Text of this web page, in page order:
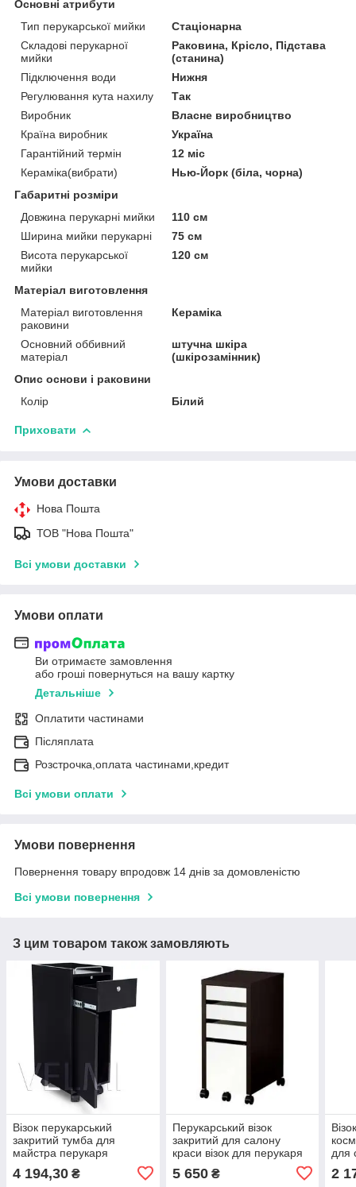
Основні атрибути
Тип перукарської мийки
Стаціонарна
Складові перукарної
мийки
Раковина, Крісло, Підстава
(станина)
Підключення води
Нижня
Регулювання кута нахилу
Так
Виробник
Власне виробництво
Країна виробник
Україна
Гарантійний термін
12 міс
Кераміка(вибрати)
Нью-Йорк (біла, чорна)
Габаритні розміри
Довжина перукарні мийки
110 см
Ширина мийки перукарні
75 см
Висота перукарської
мийки
120 см
Матеріал виготовлення
Матеріал виготовлення
раковини
Кераміка
Основний оббивний
матеріал
штучна шкіра
(шкірозамінник)
Опис основи і раковини
Колір
Білий
Приховати
Умови доставки
Нова Пошта
ТОВ "Нова Пошта"
Всі умови доставки
Умови оплати
Ви отримаєте замовлення
або гроші повернуться на вашу картку
Детальніше
Оплатити частинами
Післяплата
Розстрочка,оплата частинами,кредит
Всі умови оплати
Умови повернення
Повернення товару впродовж 14 днів за домовленістю
Всі умови повернення
З цим товаром також замовляють
Візок перукарський
закритий тумба для
майстра перукаря
пересувна тумбочка для
салону краси VM1001
4 194,30 ₴
Перукарський візок
закритий для салону
краси візок для перукаря
шухлядами M204
5 650₴
для
2